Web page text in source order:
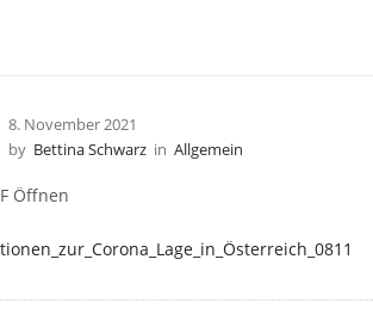
8. November 2021
by Bettina Schwarz in Allgemein
Öffnen